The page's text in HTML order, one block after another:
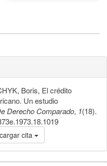
Boris, El crédito
Un estudio
Derecho Comparado, 1(18).
cita